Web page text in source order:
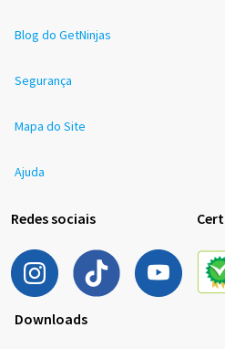
Blog do GetNinjas
Segurança
Mapa do Site
Ajuda
Redes sociais
Downloads